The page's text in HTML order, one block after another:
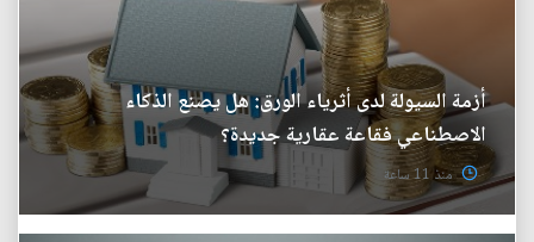
أزمة السيولة لدى أثرياء الورق: هل يصنع الذكاء
الاصطناعي فقاعة عقارية جديدة؟
منذ 11 ساعة